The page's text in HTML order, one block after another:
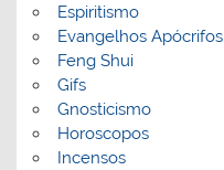
Espiritismo
Evangelhos Apócrifos
Feng Shui
Gifs
Gnosticismo
Horoscopos
Incensos